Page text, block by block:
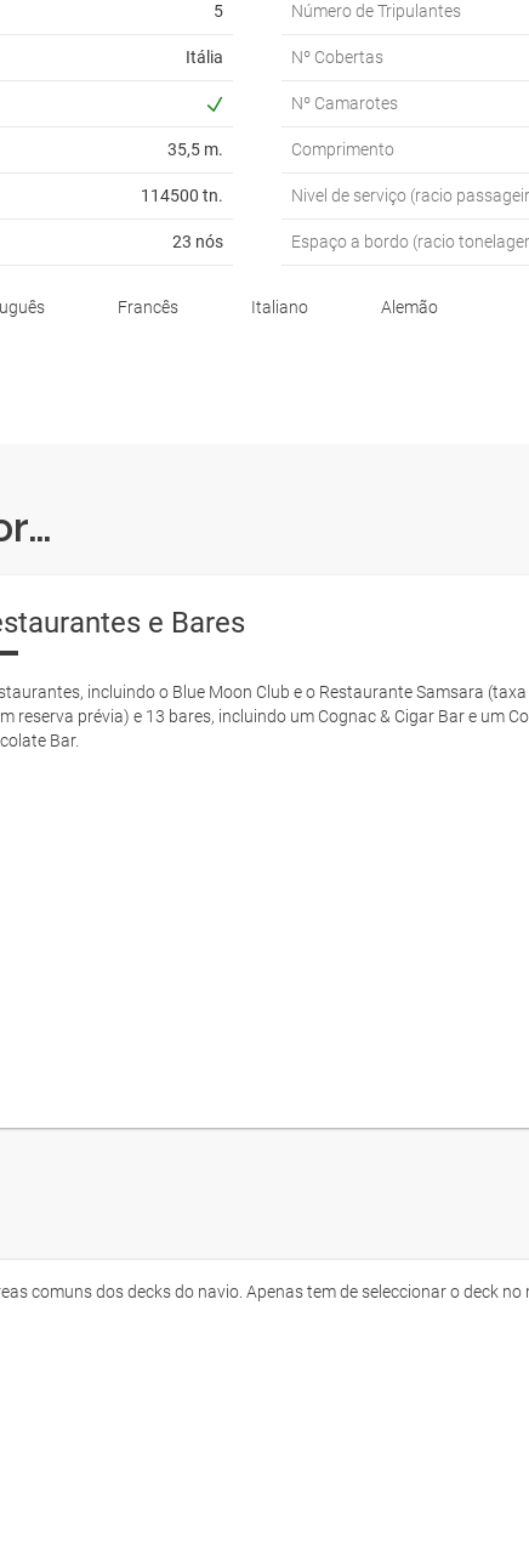
5
Itália
35,5 m.
114500 tn.
23 nós
Número de Tripulantes
Nº Cobertas
Nº Camarotes
Comprimento
Nivel de serviço (racio
Espaço a bordo (racio
Francês Italiano Alemão
e Bares
incluindo o Blue Moon Club e o Restaurante Samsara
reserva prévia) e 13 bares, incluindo um Cognac & Cigar Bar e um
Bar.
comuns dos decks do navio. Apenas tem de seleccionar o deck no